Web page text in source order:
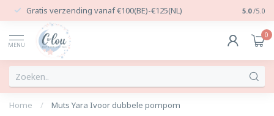
Gratis verzending vanaf €100(BE)-€125(NL) 24/7
5.0 /5.0
MENU
0
Home / Muts Yara Ivoor dubbele pompom